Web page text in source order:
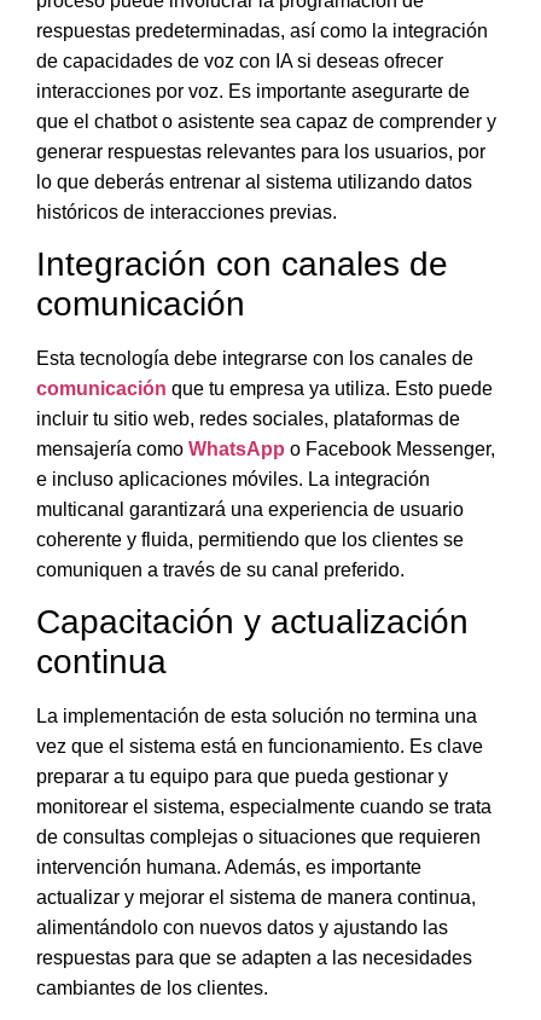
respuestas predeterminadas, así como la integración
de capacidades de voz con IA si deseas ofrecer
interacciones por voz. Es importante asegurarte de
que el chatbot o asistente sea capaz de comprender y
generar respuestas relevantes para los usuarios, por
lo que deberás entrenar al sistema utilizando datos
históricos de interacciones previas.
Integración con canales de
comunicación
Esta tecnología debe integrarse con los canales de
comunicación que tu empresa ya utiliza. Esto puede
incluir tu sitio web, redes sociales, plataformas de
mensajería como WhatsApp o Facebook Messenger,
e incluso aplicaciones móviles. La integración
multicanal garantizará una experiencia de usuario
coherente y fluida, permitiendo que los clientes se
comuniquen a través de su canal preferido.
Capacitación y actualización
continua
La implementación de esta solución no termina una
vez que el sistema está en funcionamiento. Es clave
preparar a tu equipo para que pueda gestionar y
monitorear el sistema, especialmente cuando se trata
de consultas complejas o situaciones que requieren
intervención humana. Además, es importante
actualizar y mejorar el sistema de manera continua,
alimentándolo con nuevos datos y ajustando las
respuestas para que se adapten a las necesidades
cambiantes de los clientes.